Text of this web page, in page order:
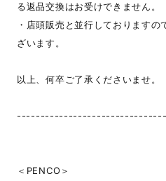
る返品交換はお受けできません。
・店頭販売と並行しております
ざいます。
以上、何卒ご了承くださいませ。
＜PENCO＞